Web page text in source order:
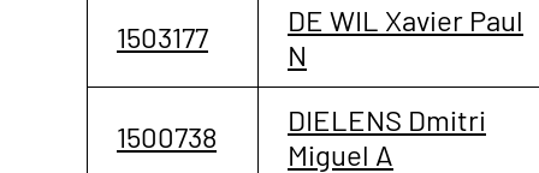
1503177
DE WIL Xavier Paul
N
1500738
DIELENS Dmitri
Miguel A